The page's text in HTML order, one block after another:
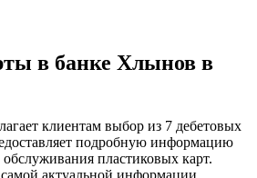
в банке Хлынов в
клиентам выбор из 7 дебетовых
подробную информацию
пластиковых карт.